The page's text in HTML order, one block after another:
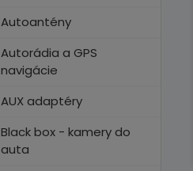
Autoantény
Autorádia a GPS
navigácie
AUX adaptéry
Black box - kamery do
auta